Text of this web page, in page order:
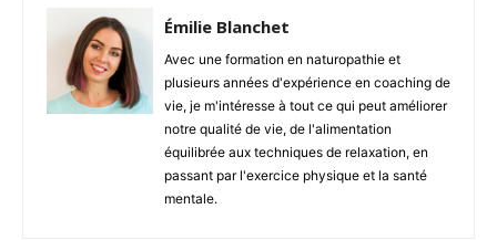
Émilie Blanchet
Avec une formation en naturopathie et
plusieurs années d'expérience en coaching de
vie, je m'intéresse à tout ce qui peut améliorer
notre qualité de vie, de l'alimentation
équilibrée aux techniques de relaxation, en
passant par l'exercice physique et la santé
mentale.